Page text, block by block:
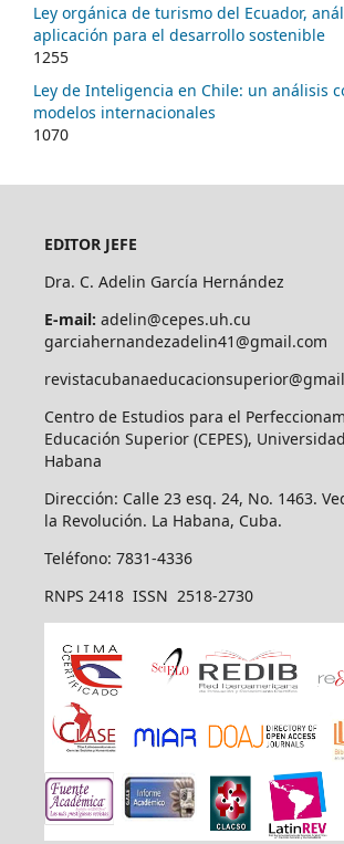
Ley orgánica de turismo del Ecuador,
aplicación para el desarrollo sostenible
1255
Ley de Inteligencia en Chile: un análisis
modelos internacionales
1070
EDITOR JEFE
Dra. C. Adelin García Hernández
E-mail: adelin@cepes.uh.cu
garciahernandezadelin41@gmail.com
Centro de Estudios para el
Educación Superior (CEPES),
Habana
Dirección: Calle 23 esq. 24, No. 1463.
la Revolución. La Habana, Cuba.
Teléfono: 7831-4336
RNPS 2418 ISSN 2518-2730